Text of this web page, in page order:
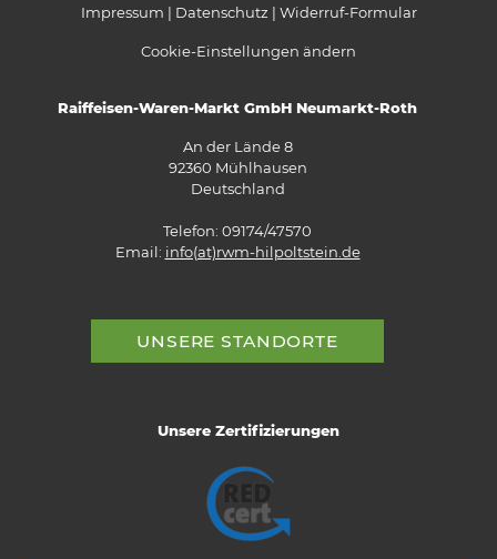
Impressum Datenschutz Widerruf-Formular
Cookie-Einstellungen ändern
Raiffeisen-Waren-Markt GmbH Neumarkt-Roth
An der Lände 8
92360 Mühlhausen
Deutschland
Telefon: 09174/47570
Email: info(at)rwm-hilpoltstein.de
UNSERE STANDORTE
Unsere Zertifizierungen